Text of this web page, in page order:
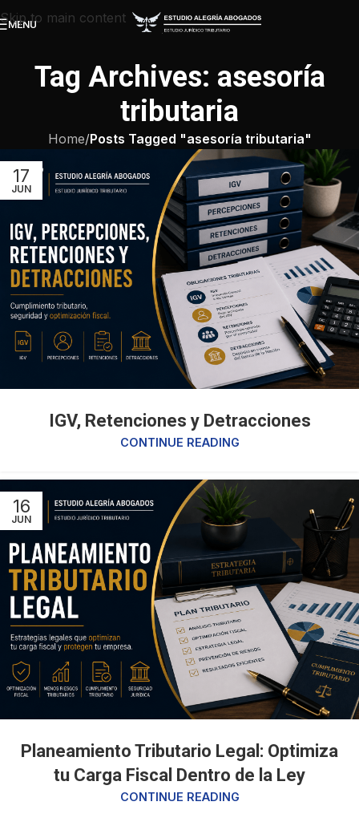
Skip to main content
MENU
Tag Archives: asesoría
tributaria
Home/Posts Tagged "asesoría tributaria"
17
JUN
IGV, Retenciones y Detracciones
CONTINUE READING
16
JUN
Planeamiento Tributario Legal: Optimiza
tu Carga Fiscal Dentro de la Ley
CONTINUE READING